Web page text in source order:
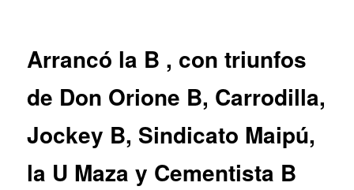
Arrancó la B , con triunfos
de Don Orione B, Carrodilla,
Jockey B, Sindicato Maipú,
la U Maza y Cementista B